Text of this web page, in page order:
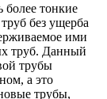
более тонкие
без ущерба
ими
труб. Данный
трубы
а это
трубы,